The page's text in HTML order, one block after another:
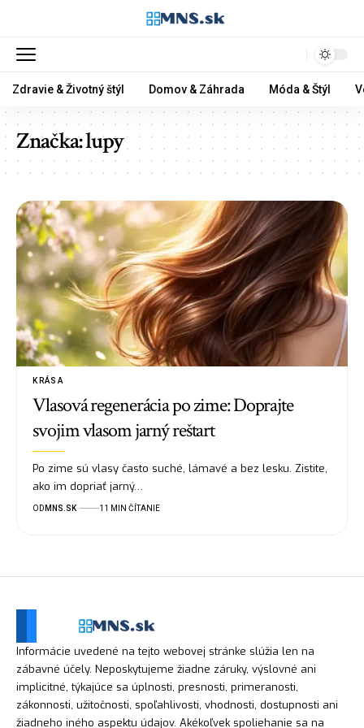
Zdravie & Životný štýl Domov & Záhrada Móda & Štýl
Značka:lupy
KRÁSA
Vlasová regenerácia po zime: Doprajte
svojim vlasom jarný reštart
Po zime sú vlasy často suché, lámavé a bez lesku. Zistite,
ako im dopriať jarný…
OD MNS.SK 11 MIN ČÍTANIE
Informácie uvedené na tejto webovej stránke slúžia len na
zábavné účely. Neposkytujeme žiadne záruky, výslovné ani
implicitné, týkajúce sa úplnosti, presnosti, primeranosti,
zákonnosti, užitočnosti, spoľahlivosti, vhodnosti, dostupnosti ani
žiadneho iného aspektu údajov. Akékoľvek spoliehanie sa na